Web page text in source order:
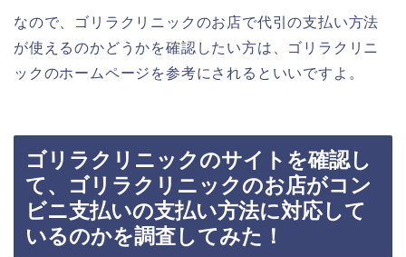
なので、ゴリラクリニックのお店で代引の支払い方法
が使えるのかどうかを確認したい方は、ゴリラクリニ
ックのホームページを参考にされるといいですよ。
ゴリラクリニックのサイトを確認し
て、ゴリラクリニックのお店がコン
ビニ支払いの支払い方法に対応して
いるのかを調査してみた！